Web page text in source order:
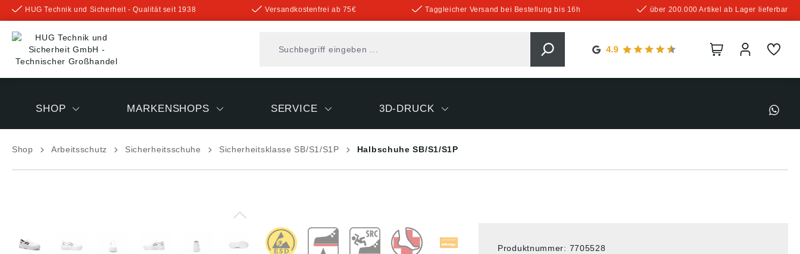
springen
HUG Technik und Sicherheit - Qualität seit 1938 Versandkostenfrei ab 75€ Taggleicher Versand bei Bestellung bis 16h über 200.000 Artikel ab Lager lieferbar
SHOP MARKENSHOPS SERVICE 3D-DRUCK
Shop Arbeitsschutz Sicherheitsschuhe Sicherheitsklasse SB/S1/S1P Halbschuhe SB/S1/S1P
Produktnummer: 7705528